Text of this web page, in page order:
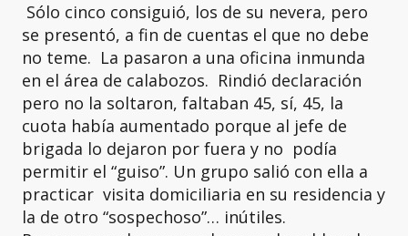
Sólo cinco consiguió, los de su nevera, pero
se presentó, a fin de cuentas el que no debe
no teme. La pasaron a una oficina inmunda
en el área de calabozos. Rindió declaración
pero no la soltaron, faltaban 45, sí, 45, la
cuota había aumentado porque al jefe de
brigada lo dejaron por fuera y no podía
permitir el “guiso”. Un grupo salió con ella a
practicar visita domiciliaria en su residencia y
la de otro “sospechoso”… inútiles.